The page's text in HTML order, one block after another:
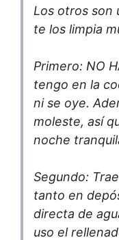
Los otros son
te los limpia
Primero: NO
tengo en la
ni se oye.
moleste, así
noche
Segundo:
tanto en
directa de
uso el